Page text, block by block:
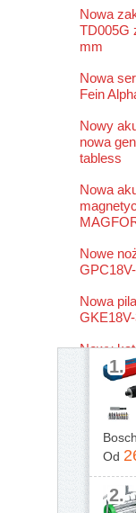
1.
Od
2.
Nowa
TD005G
mm
Nowa
Fein
Nowy
nowa
tabless
Nowa
Nowe
Nowa
Nowy
GRS18V-